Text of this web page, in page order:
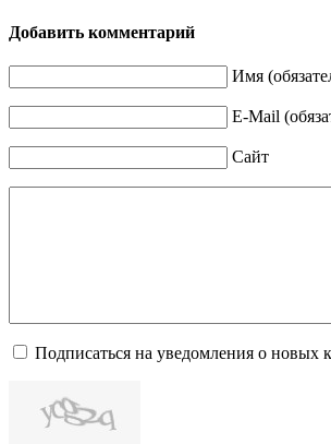
Добавить комментарий
Имя
E-Mail
Сайт
Подписаться на уведомления о новых